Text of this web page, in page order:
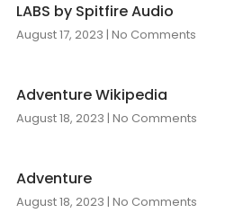
LABS by Spitfire Audio
August 17, 2023 No Comments
Adventure Wikipedia
August 18, 2023 No Comments
Adventure
August 18, 2023 No Comments